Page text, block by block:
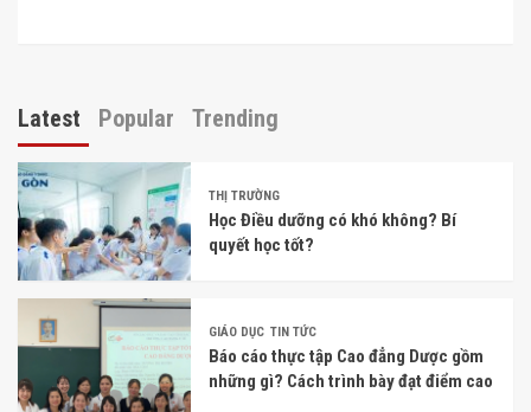
Latest Popular Trending
THỊ TRƯỜNG
Học Điều dưỡng có khó không? Bí
quyết học tốt?
GIÁO DỤC TIN TỨC
Báo cáo thực tập Cao đẳng Dược gồm
những gì? Cách trình bày đạt điểm cao